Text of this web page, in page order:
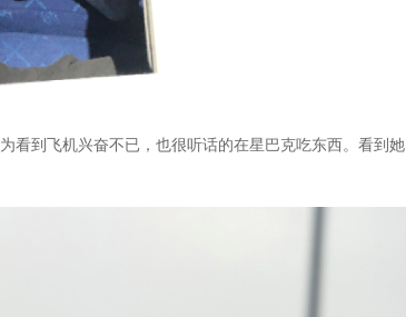
看到飞机兴奋不已，也很听话的在星巴克吃东西。看到她